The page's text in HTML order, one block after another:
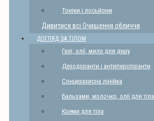
Тоніки і лосьйони
Дивитися всі Очищення обличчя
ДОГЛЯД ЗА ТІЛОМ
Гелі, олії, мило для душу
Дезодоранти і антиперспіранти
Сонцезахисна лінійка
Бальзами, молочко, олії для тіла
Креми для тіла